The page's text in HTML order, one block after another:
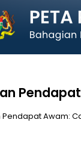
Pendapat Awam: